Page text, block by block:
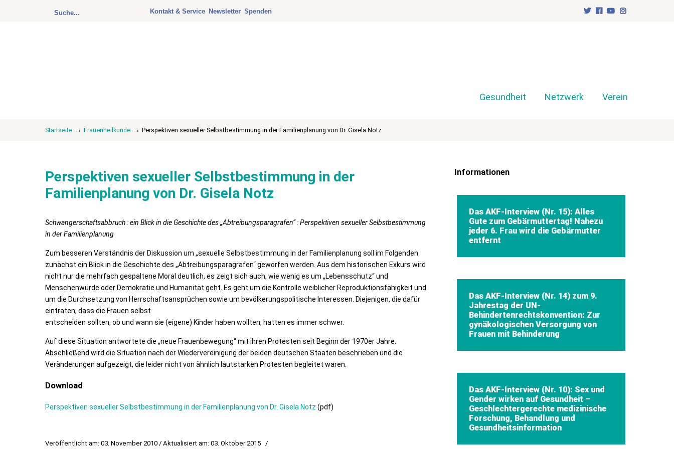
Kontakt & Service Newsletter Spenden
Gesundheit Netzwerk Verein
Startseite → Frauenheilkunde → Perspektiven sexueller Selbstbestimmung in der Familienplanung von Dr. Gisela Notz
Perspektiven sexueller Selbstbestimmung in der
Familienplanung von Dr. Gisela Notz
Schwangerschaftsabbruch : ein Blick in die Geschichte des „Abtreibungsparagrafen“ : Perspektiven sexueller Selbstbestimmung
in der Familienplanung
Zum besseren Verständnis der Diskussion um „sexuelle Selbstbestimmung in der Familienplanung soll im Folgenden
zunächst ein Blick in die Geschichte des „Abtreibungsparagrafen“ geworfen werden. Aus dem historischen Exkurs wird
nicht nur die mehrfach gespaltene Moral deutlich, es zeigt sich auch, wie wenig es um „Lebensschutz“ und
Menschenwürde oder Demokratie und Humanität geht. Es geht um die Kontrolle weiblicher Reproduktionsfähigkeit und
um die Durchsetzung von Herrschaftsansprüchen sowie um bevölkerungspolitische Interessen. Diejenigen, die dafür
eintraten, dass die Frauen selbst
entscheiden sollten, ob und wann sie (eigene) Kinder haben wollten, hatten es immer schwer.
Auf diese Situation antwortete die „neue Frauenbewegung“ mit ihren Protesten seit Beginn der 1970er Jahre.
Abschließend wird die Situation nach der Wiedervereinigung der beiden deutschen Staaten beschrieben und die
Veränderungen aufgezeigt, die leider nicht von ähnlich lautstarken Protesten begleitet waren.
Download
Perspektiven sexueller Selbstbestimmung in der Familienplanung von Dr. Gisela Notz (pdf)
Veröffentlicht am: 03. November 2010 / Aktualisiert am: 03. Oktober 2015 /
Informationen
Das AKF-Interview (Nr. 15): Alles
Gute zum Gebärmuttertag! Nahezu
jeder 6. Frau wird die Gebärmutter
entfernt
Das AKF-Interview (Nr. 14) zum 9.
Jahrestag der UN-
Behindertenrechtskonvention: Zur
gynäkologischen Versorgung von
Frauen mit Behinderung
Das AKF-Interview (Nr. 10): Sex und
Gender wirken auf Gesundheit –
Geschlechtergerechte medizinische
Forschung, Behandlung und
Gesundheitsinformation